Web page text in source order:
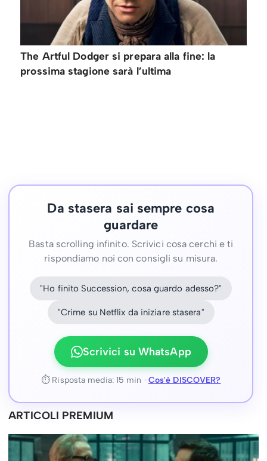
The Artful Dodger si prepara alla fine: la
prossima stagione sarà l’ultima
Da stasera sai sempre cosa
guardare
Basta scrolling infinito. Scrivici cosa cerchi e ti
rispondiamo noi con consigli su misura.
"Ho finito Succession, cosa guardo adesso?"
"Crime su Netflix da iniziare stasera"
Scrivici su WhatsApp
⏱ Risposta media: 15 min · Cos'è DISCOVER?
ARTICOLI PREMIUM